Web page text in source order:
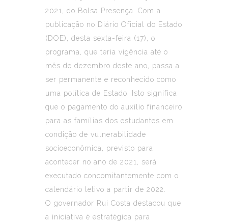
2021, do Bolsa Presença. Com a
publicação no Diário Oficial do Estado
(DOE), desta sexta-feira (17), o
programa, que teria vigência até o
mês de dezembro deste ano, passa a
ser permanente e reconhecido como
uma política de Estado. Isto significa
que o pagamento do auxílio financeiro
para as famílias dos estudantes em
condição de vulnerabilidade
socioeconômica, previsto para
acontecer no ano de 2021, será
executado concomitantemente com o
calendário letivo a partir de 2022.
O governador Rui Costa destacou que
a iniciativa é estratégica para